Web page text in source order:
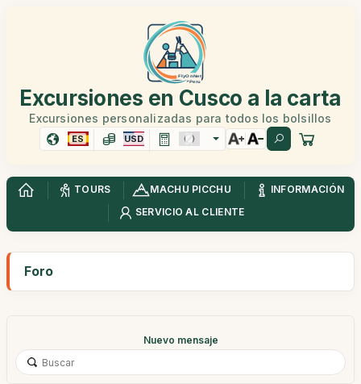
Excursiones en Cusco a la carta
Excursiones personalizadas para todos los bolsillos
ES USD
TOURS MACHU PICCHU
INFORMACIÓN
SERVICIO AL CLIENTE
Foro
Nuevo mensaje